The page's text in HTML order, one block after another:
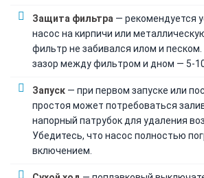
Защита фильтра — рекомендуется
насос на кирпичи или
фильтр не забивался илом и
зазор между фильтром и дном — 5-
Запуск — при первом запуске или
простоя может потребоваться
напорный патрубок для удаления
Убедитесь, что насос полностью
включением.